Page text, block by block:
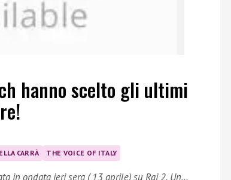
hanno scelto gli ultimi
CARRÀ THE VOICE OF ITALY
in ondata ieri sera ( 13 aprile) su Rai 2. Un…